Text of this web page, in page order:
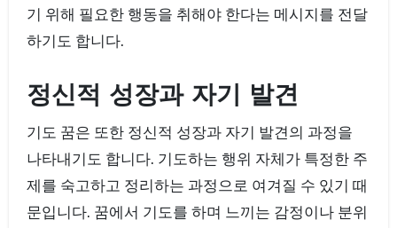
기 위해 필요한 행동을 취해야 한다는 메시지를 전달
하기도 합니다.
정신적 성장과 자기 발견
기도 꿈은 또한 정신적 성장과 자기 발견의 과정을
나타내기도 합니다. 기도하는 행위 자체가 특정한 주
제를 숙고하고 정리하는 과정으로 여겨질 수 있기 때
문입니다. 꿈에서 기도를 하며 느끼는 감정이나 분위